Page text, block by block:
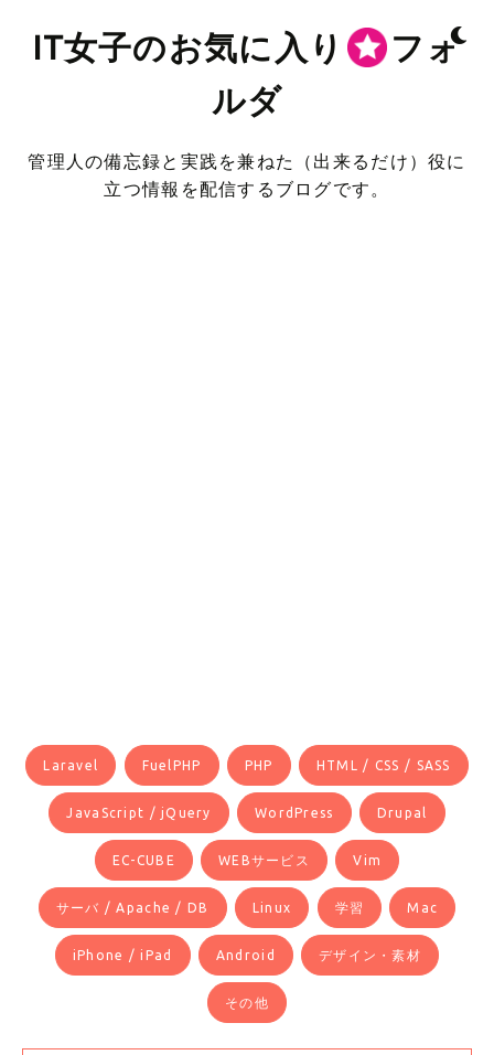
IT女子のお気に入り
フォ
ルダ
管理人の備忘録と実践を兼ねた（出来るだけ）役に
立つ情報を配信するブログです。
Laravel FuelPHP PHP HTML / CSS / SASS
JavaScript / jQuery WordPress Drupal
EC-CUBE WEBサービス Vim
サーバ / Apache / DB Linux 学習 Mac
iPhone / iPad Android デザイン・素材
その他